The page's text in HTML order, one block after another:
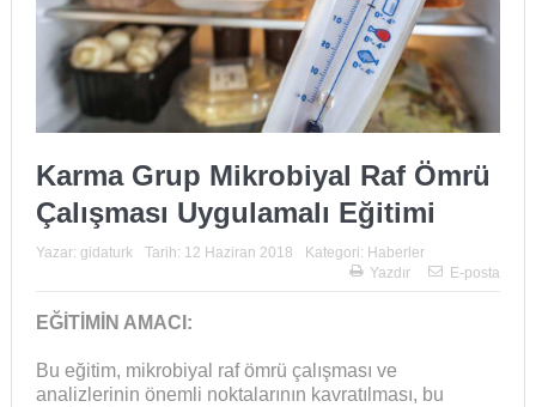
Karma Grup Mikrobiyal Raf Ömrü
Çalışması Uygulamalı Eğitimi
Yazar: gidaturk Tarih: 12 Haziran 2018 Kategori: Haberler
Yazdır
E-posta
EĞİTİMİN AMACI:
Bu eğitim, mikrobiyal raf ömrü çalışması ve
analizlerinin önemli noktalarının kavratılması, bu